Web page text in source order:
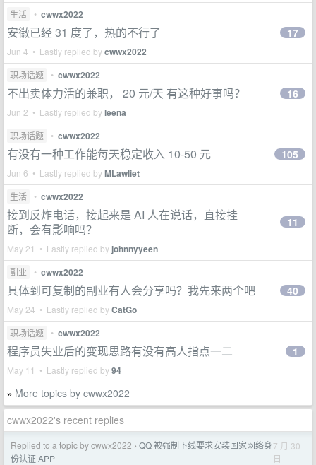
生活 • cwwx2022
安徽已经 31 度了，热的不行了
Jun 4 • Lastly replied bycwwx2022
17
职场话题 • cwwx2022
不出卖体力活的兼职， 20 元/天 有这种好事吗？
Jun 2 • Lastly replied byleena
16
职场话题 • cwwx2022
有没有一种工作能每天稳定收入 10-50 元
Jun 6 • Lastly replied byMLawliet
105
生活 • cwwx2022
接到反炸电话，接起来是 AI 人在说话，直接挂
断，会有影响吗？
May 21 • Lastly replied by johnnyyeen
11
副业 • cwwx2022
具体到可复制的副业有人会分享吗？我先来两个吧
May 24 • Lastly replied byCatGo
40
职场话题 • cwwx2022
程序员失业后的变现思路有没有高人指点一二
May 11 • Lastly replied by94
1
» More topics by cwwx2022
cwwx2022's recent replies
Replied to a topic by cwwx2022 › QQ 被强制下线要求安装国家网络身
份认证 APP
7 月 30
日